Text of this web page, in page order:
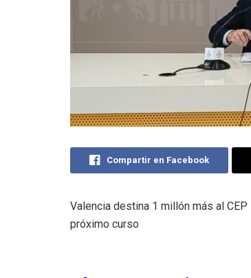
Compartir en Facebook
Valencia destina 1 millón más al
próximo curso